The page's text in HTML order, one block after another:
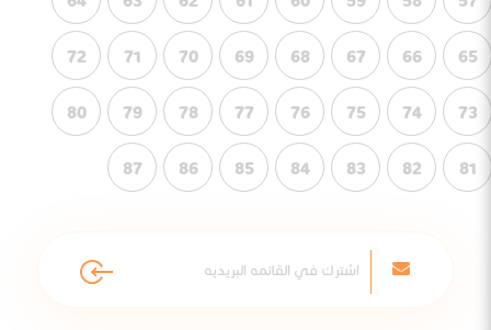
65
66
67
68
69
70
71
72
73
74
75
76
77
78
79
80
81
82
83
84
85
86
87